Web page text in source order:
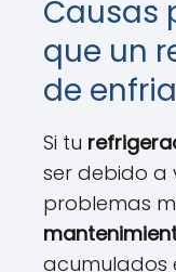
Causas
que un
de
Si tu
ser debido a
problemas
acumulados